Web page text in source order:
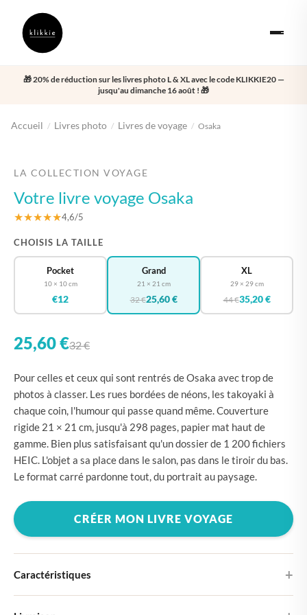
🎁 20% de réduction sur les livres photo L & XL avec le code KLIKKIE20 —
jusqu'au dimanche 16 août ! 🎁
Accueil / Livres photo / Livres de voyage / Osaka
LA COLLECTION VOYAGE
Votre livre voyage Osaka
★★★★★4,6/5
CHOISIS LA TAILLE
Pocket
10 × 10 cm
€12
Grand
21 × 21 cm
32 €25,60 €
XL
29 × 29 cm
44 €35,20 €
25,60 €32 €
Pour celles et ceux qui sont rentrés de Osaka avec trop de
photos à classer. Les rues bordées de néons, les takoyaki à
chaque coin, l'humour qui passe quand même. Couverture
rigide 21 × 21 cm, jusqu'à 298 pages, papier mat haut de
gamme. Bien plus satisfaisant qu'un dossier de 1 200 fichiers
HEIC. L'objet a sa place dans le salon, pas dans le tiroir du bas.
Le format carré pardonne tout, du portrait au paysage.
CRÉER MON LIVRE VOYAGE
Caractéristiques